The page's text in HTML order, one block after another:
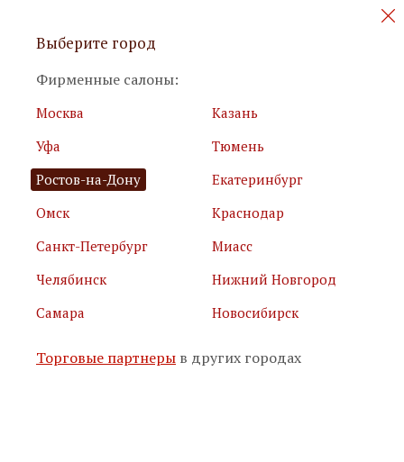
Персональные акции и новинки
Я принимаю
условия использования сайта
Я соглашаюсь сполитикой обработки персональных
Подписаться
Выберите город
Фирменные салоны:
Москва
Казань
Уфа
Тюмень
Ростов-на-Дону
Екатеринбург
Омск
Краснодар
Санкт-Петербург
Миасс
Челябинск
Нижний Новгород
Самара
Новосибирск
Торговые партнеры в других городах